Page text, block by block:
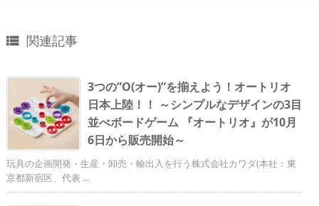
 関連記事
3つの”O(オー)”を揃えよう！オートリオ
日本上陸！！ ～シンプルなデザインの3目
並べボードゲーム 『オートリオ』が10月
6日から販売開始～
玩具の企画開発・生産・卸売・輸出入を行う株式会社カワダ(本社：東
京都新宿区、代表 ...